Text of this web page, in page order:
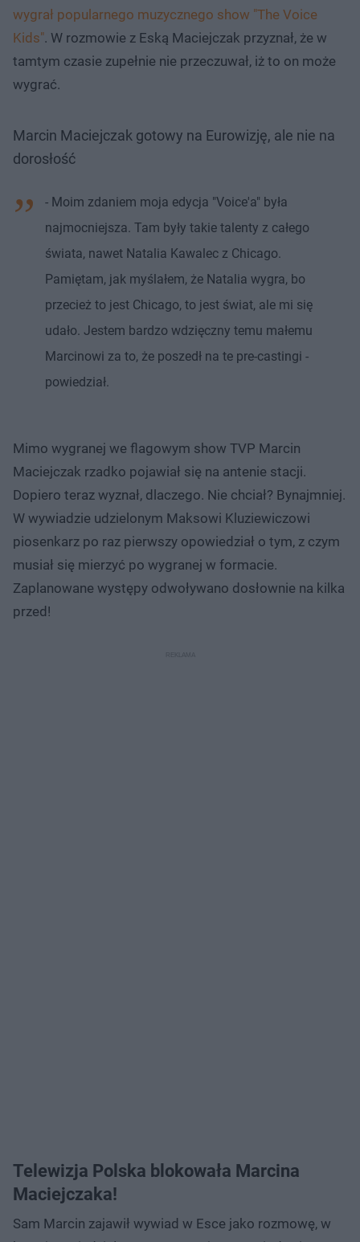
wygrał popularnego muzycznego show "The Voice
Kids". W rozmowie z Eską Maciejczak przyznał, że w
tamtym czasie zupełnie nie przeczuwał, iż to on może
wygrać.
Marcin Maciejczak gotowy na Eurowizję, ale nie na
dorosłość
- Moim zdaniem moja edycja "Voice'a" była
najmocniejsza. Tam były takie talenty z całego
świata, nawet Natalia Kawalec z Chicago.
Pamiętam, jak myślałem, że Natalia wygra, bo
przecież to jest Chicago, to jest świat, ale mi się
udało. Jestem bardzo wdzięczny temu małemu
Marcinowi za to, że poszedł na te pre-castingi -
powiedział.
Mimo wygranej we flagowym show TVP Marcin
Maciejczak rzadko pojawiał się na antenie stacji.
Dopiero teraz wyznał, dlaczego. Nie chciał? Bynajmniej.
W wywiadzie udzielonym Maksowi Kluziewiczowi
piosenkarz po raz pierwszy opowiedział o tym, z czym
musiał się mierzyć po wygranej w formacie.
Zaplanowane występy odwoływano dosłownie na kilka
przed!
Telewizja Polska blokowała Marcina
Maciejczaka!
Sam Marcin zajawił wywiad w Esce jako rozmowę, w